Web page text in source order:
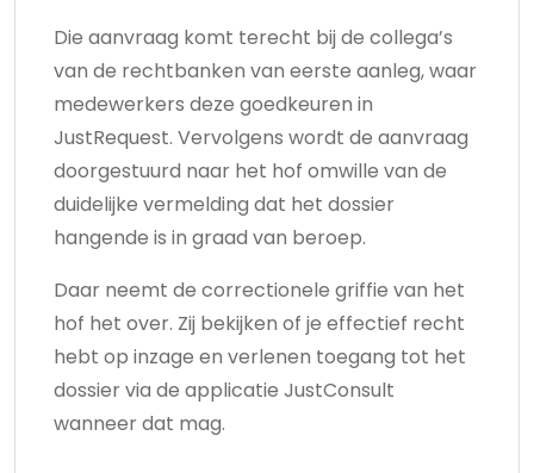
Die aanvraag komt terecht bij de collega’s
van de rechtbanken van eerste aanleg, waar
medewerkers deze goedkeuren in
JustRequest. Vervolgens wordt de aanvraag
doorgestuurd naar het hof omwille van de
duidelijke vermelding dat het dossier
hangende is in graad van beroep.
Daar neemt de correctionele griffie van het
hof het over. Zij bekijken of je effectief recht
hebt op inzage en verlenen toegang tot het
dossier via de applicatie JustConsult
wanneer dat mag.